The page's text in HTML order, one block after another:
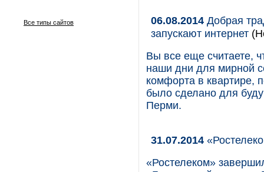
Все типы сайтов 06.08.2014 Добрая
запускают интернет
Вы все еще считаете,
наши дни для мирной
комфорта в квартире,
было сделано для
Перми.
31.07.2014
«Ростелеком»